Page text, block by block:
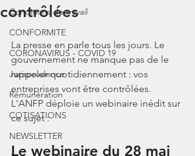
Conditions de travail
CONFORMITE
CORONAVIRUS - COVID 19
Jurisprudence
Rémunération
COTISATIONS
NEWSLETTER
contrôlées
La presse en parle tous les jours. Le
gouvernement ne manque pas de le
rappeler quotidiennement : vos
entreprises vont être contrôlées.
L'ANFP déploie un webinaire inédit sur
ce sujet :
Le webinaire du 28 mai